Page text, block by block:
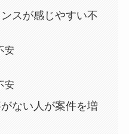
スが感じやすい不
安
安
ない人が案件を増